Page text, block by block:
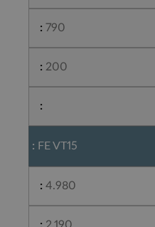
790
200
FE VT15
4.980
2.190